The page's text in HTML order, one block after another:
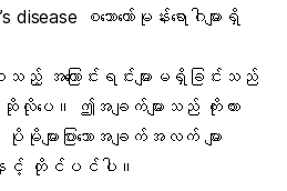
စသောဟော်မုန်းရောဂါများရှိ
သည့် အကြောင်းရင်းများမရှိခြင်းသည်
ပေ။ ဤအချက်များသည် ကိုးကား
ျားပြားသောအချက်အလက် များ
တိုင်ပင်ပါ။